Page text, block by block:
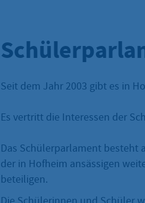
Seit dem Jahr 2003 gibt es in
Es vertritt die Interessen der
Das Schülerparlament besteht
der in Hofheim ansässigen
beteiligen.